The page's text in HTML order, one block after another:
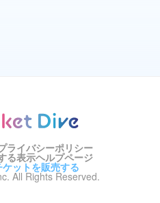
ライバシーポリシー
る表示ヘルプページ
ットを販売する
All Rights Reserved.